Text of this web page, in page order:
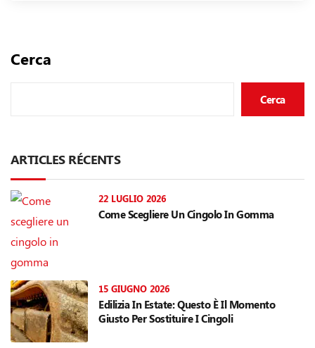
Cerca
Cerca
ARTICLES RÉCENTS
22 LUGLIO 2026
Come Scegliere Un Cingolo In Gomma
15 GIUGNO 2026
Edilizia In Estate: Questo È Il Momento
Giusto Per Sostituire I Cingoli